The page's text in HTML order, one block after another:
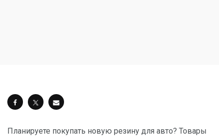
Планируете покупать новую резину для авто? Товары